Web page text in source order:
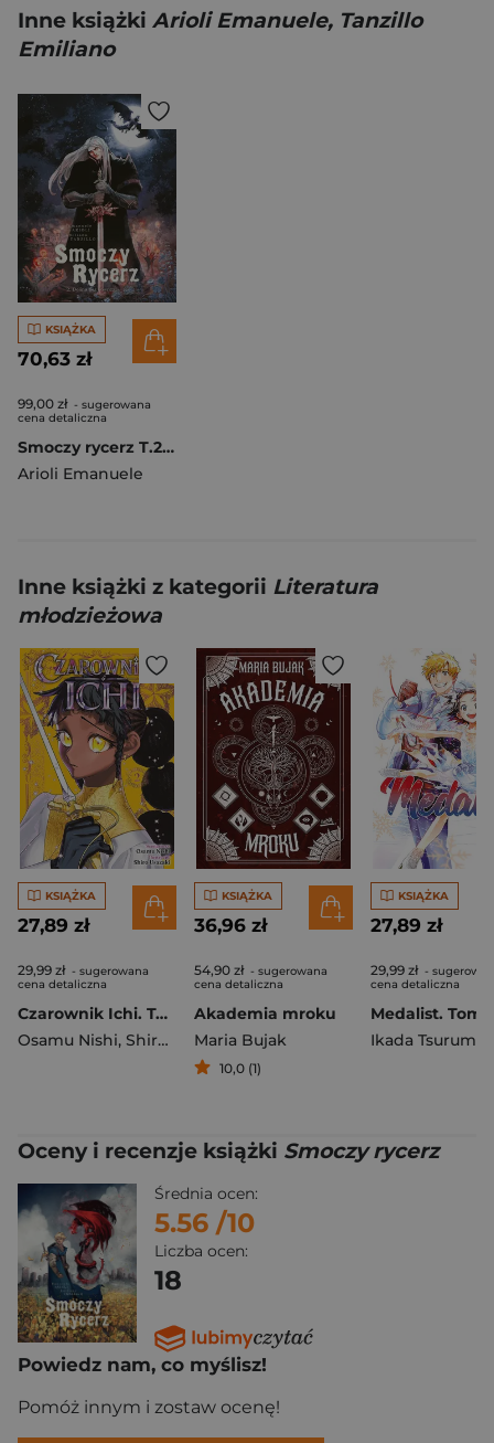
Inne książki Arioli Emanuele, Tanzillo
Emiliano
KSIĄŻKA
70,63 zł
99,00 zł - sugerowana
cena detaliczna
Smoczy rycerz T.2 Dolina bez Powrotu
Arioli Emanuele
Inne książki z kategorii Literatura
młodzieżowa
KSIĄŻKA
27,89 zł
29,99 zł - sugerowana
cena detaliczna
Czarownik Ichi. Tom 2
Osamu Nishi, Shiro Usazaki
KSIĄŻKA
36,96 zł
54,90 zł - sugerowana
cena detaliczna
Akademia mroku
Maria Bujak
10,0 (1)
KSIĄŻKA
27,89 zł
29,99 zł -
cena detaliczna
Medalist. Tom
Ikada Tsuruma
Oceny i recenzje książki Smoczy rycerz
Średnia ocen:
5.56 /10
Liczba ocen:
18
Powiedz nam, co myślisz!
Pomóż innym i zostaw ocenę!